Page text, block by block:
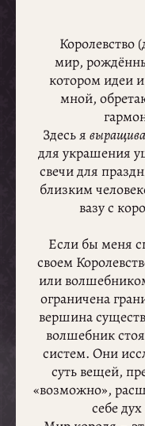
Королевство
мир,
котором идеи
мной,
Здесь я
для украшения
свечи для
близким
вазу с
Если бы меня
своем
или
ограничена
вершина
волшебник
систем. Они
суть вещей,
«возможно»,
себе